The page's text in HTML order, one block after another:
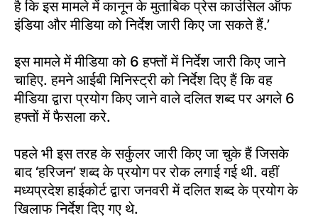
है कि इस मामले में कानून के मुताबिक प्रेस काउंसिल ऑफ
इंडिया और मीडिया को निर्देश जारी किए जा सकते हैं.’
इस मामले में मीडिया को 6 हफ्तों में निर्देश जारी किए जाने
चाहिए. हमने आईबी मिनिस्ट्री को निर्देश दिए हैं कि वह
मीडिया द्वारा प्रयोग किए जाने वाले दलित शब्द पर अगले 6
हफ्तों में फैसला करे.
पहले भी इस तरह के सर्कुलर जारी किए जा चुके हैं जिसके
बाद ‘हरिजन’ शब्द के प्रयोग पर रोक लगाई गई थी. वहीं
मध्यप्रदेश हाईकोर्ट द्वारा जनवरी में दलित शब्द के प्रयोग के
खिलाफ निर्देश दिए गए थे.